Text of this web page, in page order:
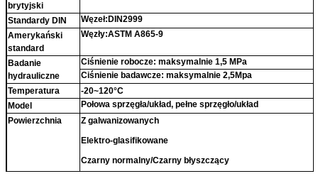
brytyjski
Standardy DIN
Węzeł:DIN2999
Amerykański
standard
Węzły:ASTM A865-9
Badanie
hydrauliczne
Ciśnienie robocze: maksymalnie 1,5 MPa
Ciśnienie badawcze: maksymalnie 2,5Mpa
Temperatura
-20~120°C
Model
Połowa sprzęgła/układ, pełne sprzęgło/układ
Powierzchnia
Z galwanizowanych
Elektro-glasifikowane
Czarny normalny/Czarny błyszczący